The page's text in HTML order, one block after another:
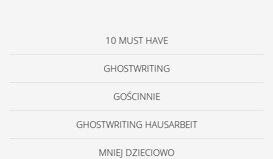
10 MUST HAVE
GHOSTWRITING
GOŚCINNIE
GHOSTWRITING HAUSARBEIT
MNIEJ DZIECIOWO